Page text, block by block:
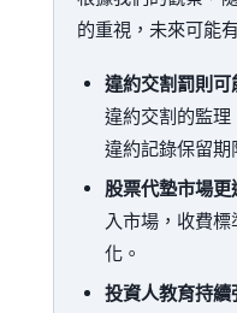
的重視，未來可能
違約交割罰則可
違約交割的監
違約記錄保留期
股票代墊市場更
入市場，收費
化。
投資人教育持續